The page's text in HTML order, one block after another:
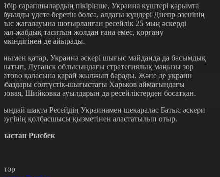
сарапшылардың пікірінше, Украина күштері қарымта
үдете беретін болса, алдағы күндері Днепр өзенінің
жағалауына шоғырланған ресейлік 25 мың әскерді
жабдық таситын жолдан ғана емес, қорғану
де айырады.
қатар, Украина әскері шығыс майданда да басымдық
Луганск облысындағы стратегиялық маңызы зор
қаласына қарай жылжып барады. Және де украин
солтүстік-шығыстағы Харьков аймағындағы
Шийковка ауылдарын да ресейліктерден босатқан.
шақта Ресейдің Украинамен шекаралас Батыс әскери
қолбасшысы қызметінен аластатылып отыр.
Рысбек